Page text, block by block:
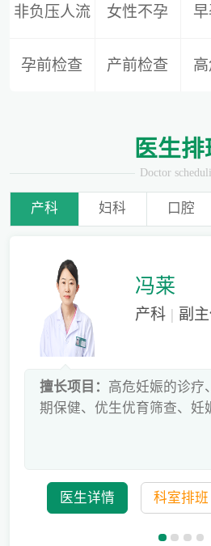
非负压人流 女性不孕
孕前检查 产前检查
医生排
Doctor
产科 妇科 口腔
冯莱
产科 | 副
擅长项目： 高危妊娠的诊疗
期保健、优生优育筛查、妊
医生详情 科室排班